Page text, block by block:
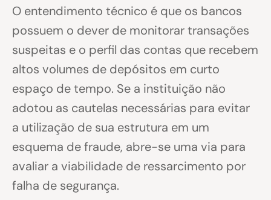
O entendimento técnico é que os bancos
possuem o dever de monitorar transações
suspeitas e o perfil das contas que recebem
altos volumes de depósitos em curto
espaço de tempo. Se a instituição não
adotou as cautelas necessárias para evitar
a utilização de sua estrutura em um
esquema de fraude, abre-se uma via para
avaliar a viabilidade de ressarcimento por
falha de segurança.